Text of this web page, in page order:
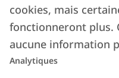
cookies, mais
fonctionneront plus.
aucune information
Analytiques